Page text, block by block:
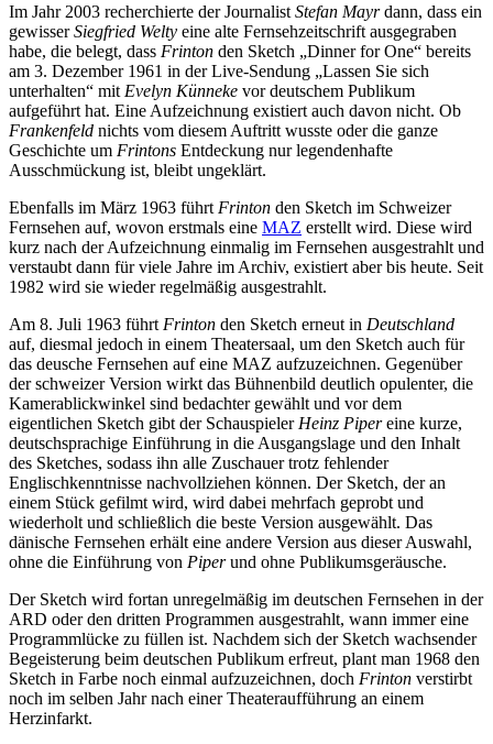
Im Jahr 2003 recherchierte der Journalist Stefan Mayrdann, dass ein
gewisserSiegfried Welty eine alte Fernsehzeitschrift ausgegraben
habe, die belegt, dass Frinton den Sketch „Dinner for One“ bereits
am 3. Dezember 1961 in der Live-Sendung „Lassen Sie sich
unterhalten“ mit Evelyn Künneke vor deutschem Publikum
aufgeführt hat. Eine Aufzeichnung existiert auch davon nicht. Ob
Frankenfeld nichts vom diesem Auftritt wusste oder die ganze
Geschichte um Frintons Entdeckung nur legendenhafte
Ausschmückung ist, bleibt ungeklärt.
Ebenfalls im März 1963 führt Frinton den Sketch im Schweizer
Fernsehen auf, wovon erstmals eine MAZ erstellt wird. Diese wird
kurz nach der Aufzeichnung einmalig im Fernsehen ausgestrahlt und
verstaubt dann für viele Jahre im Archiv, existiert aber bis heute. Seit
1982 wird sie wieder regelmäßig ausgestrahlt.
Am 8. Juli 1963 führt Frinton den Sketch erneut in Deutschland
auf, diesmal jedoch in einem Theatersaal, um den Sketch auch für
das deusche Fernsehen auf eine MAZ aufzuzeichnen. Gegenüber
der schweizer Version wirkt das Bühnenbild deutlich opulenter, die
Kamerablickwinkel sind bedachter gewählt und vor dem
eigentlichen Sketch gibt der Schauspieler Heinz Pipereine kurze,
deutschsprachige Einführung in die Ausgangslage und den Inhalt
des Sketches, sodass ihn alle Zuschauer trotz fehlender
Englischkenntnisse nachvollziehen können. Der Sketch, der an
einem Stück gefilmt wird, wird dabei mehrfach geprobt und
wiederholt und schließlich die beste Version ausgewählt. Das
dänische Fernsehen erhält eine andere Version aus dieser Auswahl,
ohne die Einführung von Piperund ohne Publikumsgeräusche.
Der Sketch wird fortan unregelmäßig im deutschen Fernsehen in der
ARD oder den dritten Programmen ausgestrahlt, wann immer eine
Programmlücke zu füllen ist. Nachdem sich der Sketch wachsender
Begeisterung beim deutschen Publikum erfreut, plant man 1968 den
Sketch in Farbe noch einmal aufzuzeichnen, doch Frinton verstirbt
noch im selben Jahr nach einer Theateraufführung an einem
Herzinfarkt.